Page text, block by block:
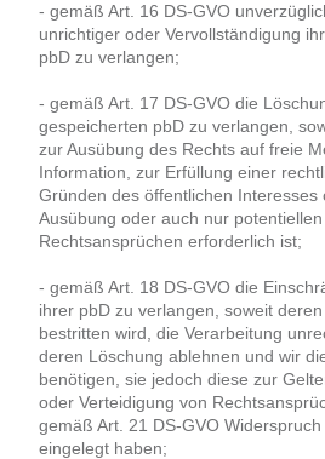
- gemäß Art. 16 DS-GVO
unrichtiger oder Vervollständigung
pbD zu verlangen;
- gemäß Art. 17 DS-GVO die
gespeicherten pbD zu verlangen,
zur Ausübung des Rechts auf freie
Information, zur Erfüllung einer
Gründen des öffentlichen Interesses
Ausübung oder auch nur
Rechtsansprüchen erforderlich ist;
- gemäß Art. 18 DS-GVO die
ihrer pbD zu verlangen, soweit
bestritten wird, die Verarbeitung
deren Löschung ablehnen und wir
benötigen, sie jedoch diese zur
oder Verteidigung von
gemäß Art. 21 DS-GVO
eingelegt haben;